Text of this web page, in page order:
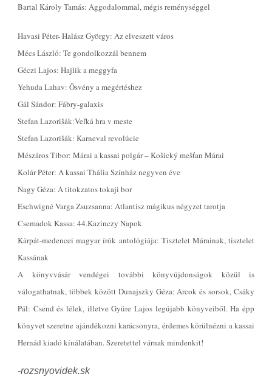
Bartal Károly Tamás: Aggodalommal, mégis reménységgel
Havasi Péter- Halász György: Az elveszett város
Mécs László: Te gondolkozzál bennem
Géczi Lajos: Hajlik a meggyfa
Yehuda Lahav: Ösvény a megértéshez
Gál Sándor: Fábry-galaxis
Stefan Lazorišák:Veľká hra v meste
Stefan Lazorišák: Karneval revolúcie
Mészáros Tibor: Márai a kassai polgár – Košický mešťan Márai
Kolár Péter: A kassai Thália Színház negyven éve
Nagy Géza: A titokzatos tokaji bor
Eschwigné Varga Zsuzsanna: Atlantisz mágikus négyzet tarotja
Csemadok Kassa: 44.Kazinczy Napok
Kárpát-medencei magyar írók antológiája: Tisztelet Márainak, tisztelet
Kassának
A könyvvásár vendégei további könyvújdonságok közül is
válogathatnak, többek között Dunajszky Géza: Arcok és sorsok, Csáky
Pál: Csend és lélek, illetve Gyüre Lajos legújabb könyveiből. Ha épp
könyvet szeretne ajándékozni karácsonyra, érdemes körülnézni a kassai
Hernád kiadó kínálatában. Szeretettel várnak mindenkit!
-rozsnyovidek.sk